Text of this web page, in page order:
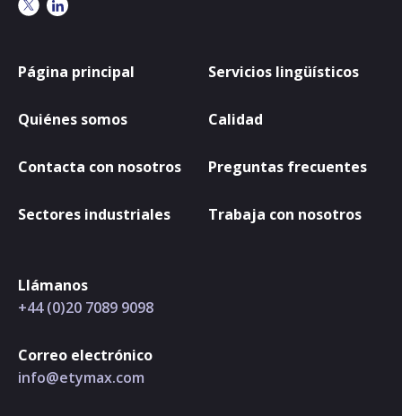
Página principal
Quiénes somos
Contacta con nosotros
Sectores industriales
Servicios lingüísticos
Calidad
Preguntas frecuentes
Trabaja con nosotros
Llámanos
+44 (0)20 7089 9098
Correo electrónico
info@etymax.com